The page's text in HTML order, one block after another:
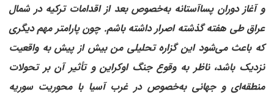
و آغاز دوران پساآستانه به‌خصوص بعد از اقدامات ترکیه در شمال
عراق طی هفته گذشته اصرار داشته باشم. چون پارامتر مهم دیگری
که باعث می‌شود این گزاره تحلیلی من بیش از پیش به واقعیت
نزدیک باشد، ناظر به وقوع جنگ اوکراین و تأثیر آن بر تحولات
منطقه‌ای و جهانی به‌خصوص در غرب آسیا با محوریت سوریه